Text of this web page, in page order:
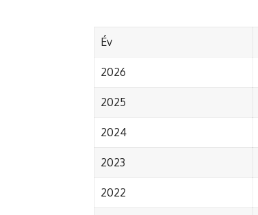
Év
2026
2025
2024
2023
2022